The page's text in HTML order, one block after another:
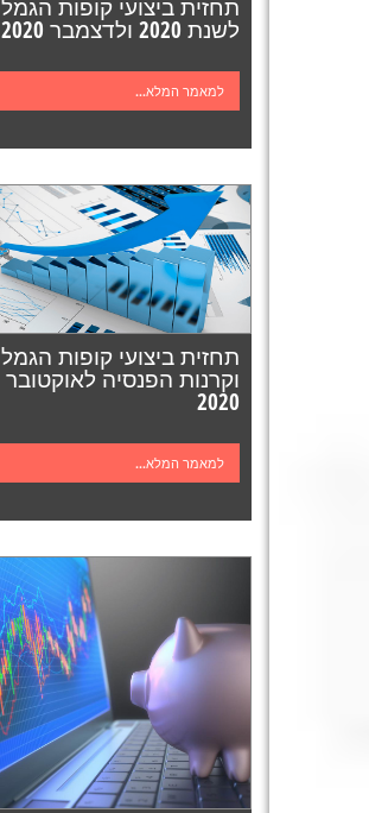
תחזית ביצועי קופות הגמל
לשנת 2020 ולדצמבר 2020
למאמר המלא...
תחזית ביצועי קופות הגמל
וקרנות הפנסיה לאוקטובר
2020
למאמר המלא...